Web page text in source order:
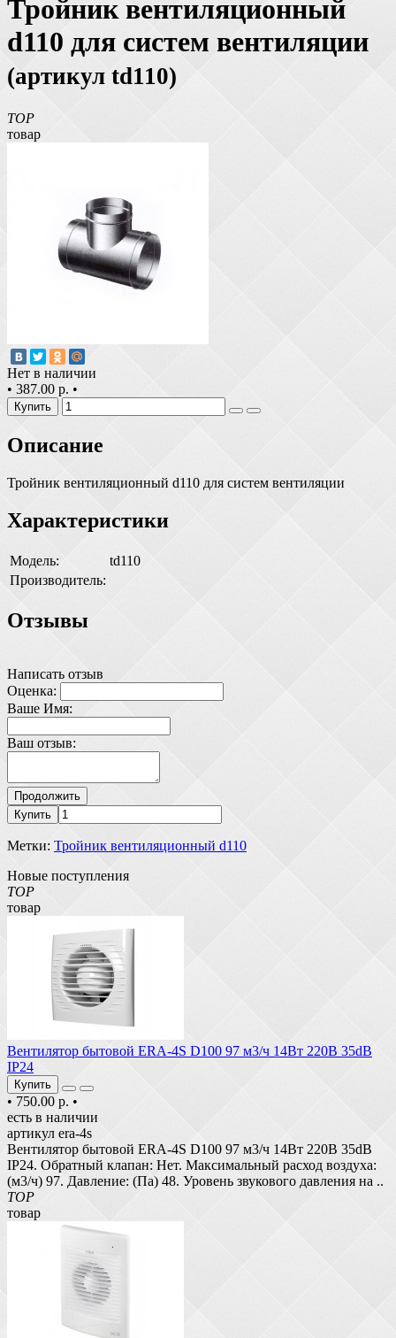
Тройник вентиляционный
d110 для систем вентиляции
(артикул td110)
TOP
товар
Нет в наличии
• 387.00 р. •
Купить
Описание
Тройник вентиляционный d110 для систем вентиляции
Характеристики
Модель:
td110
Производитель:
Отзывы
Написать отзыв
Оценка:
Ваше Имя:
Ваш отзыв:
Продолжить
Купить
Метки: Тройник вентиляционный d110
Новые поступления
TOP
товар
Вентилятор бытовой ERA-4S D100 97 м3/ч 14Вт 220В 35dB
IP24
Купить
• 750.00 р. •
есть в наличии
артикул era-4s
Вентилятор бытовой ERA-4S D100 97 м3/ч 14Вт 220В 35dB
IP24. Обратный клапан: Нет. Максимальный расход воздуха:
(м3/ч) 97. Давление: (Па) 48. Уровень звукового давления на ..
TOP
товар